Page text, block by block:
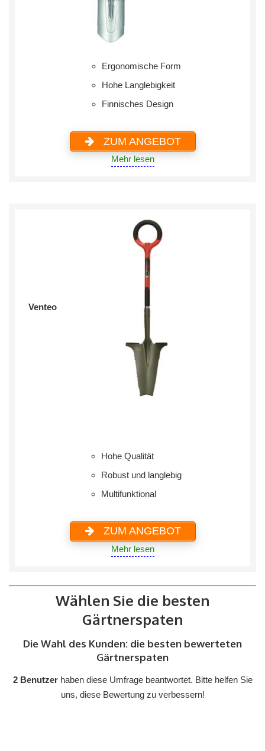
Ergonomische Form
Hohe Langlebigkeit
Finnisches Design
ZUM ANGEBOT
Mehr lesen
Venteo
Hohe Qualität
Robust und langlebig
Multifunktional
ZUM ANGEBOT
Mehr lesen
Wählen Sie die besten
Gärtnerspaten
Die Wahl des Kunden: die besten bewerteten
Gärtnerspaten
2 Benutzerhaben diese Umfrage beantwortet. Bitte helfen Sie
uns, diese Bewertung zu verbessern!